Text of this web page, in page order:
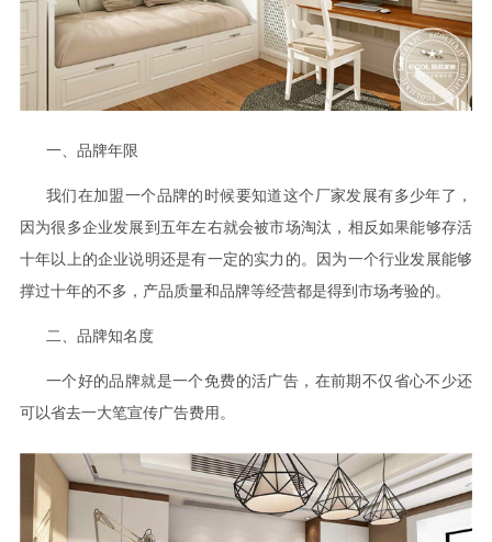
一、品牌年限
我们在加盟一个品牌的时候要知道这个厂家发展有多少年了，
因为很多企业发展到五年左右就会被市场淘汰，相反如果能够存活
十年以上的企业说明还是有一定的实力的。因为一个行业发展能够
撑过十年的不多，产品质量和品牌等经营都是得到市场考验的。
二、品牌知名度
一个好的品牌就是一个免费的活广告，在前期不仅省心不少还
可以省去一大笔宣传广告费用。